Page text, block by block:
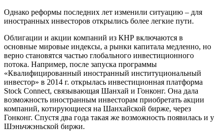
Однако реформы последних лет изменили ситуацию – для
иностранных инвесторов открылись более легкие пути.
Облигации и акции компаний из КНР включаются в
основные мировые индексы, а рынки капитала медленно, но
верно становятся частью глобального инвестиционного
потока. Например, после запуска программы
«Квалифицированный иностранный институциональный
инвестор» в 2014 г. открылась инвестиционная платформа
Stock Connect, связывающая Шанхай и Гонконг. Она дала
возможность иностранным инвесторам приобретать акции
компаний, котирующиеся на Шанхайской бирже, через
Гонконг. Спустя два года такая же возможность появилась и у
Шэньчжэньской биржи.